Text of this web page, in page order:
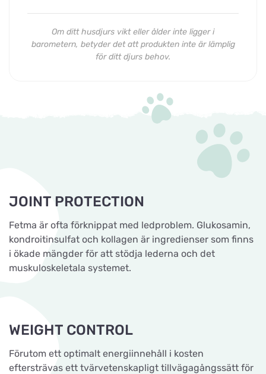
Om ditt husdjurs vikt eller ålder inte ligger i
barometern, betyder det att produkten inte är lämplig
för ditt djurs behov.
JOINT PROTECTION
Fetma är ofta förknippat med ledproblem. Glukosamin,
kondroitinsulfat och kollagen är ingredienser som finns
i ökade mängder för att stödja lederna och det
muskuloskeletala systemet.
WEIGHT CONTROL
Förutom ett optimalt energiinnehåll i kosten
eftersträvas ett tvärvetenskapligt tillvägagångssätt för